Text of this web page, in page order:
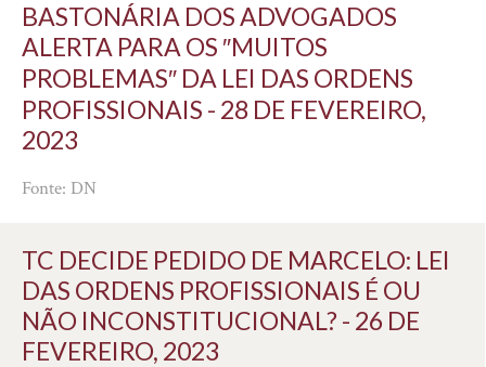
BASTONÁRIA DOS ADVOGADOS
ALERTA PARA OS ″MUITOS
PROBLEMAS″ DA LEI DAS ORDENS
PROFISSIONAIS - 28 DE FEVEREIRO,
2023
Fonte: DN
TC DECIDE PEDIDO DE MARCELO: LEI
DAS ORDENS PROFISSIONAIS É OU
NÃO INCONSTITUCIONAL? - 26 DE
FEVEREIRO, 2023